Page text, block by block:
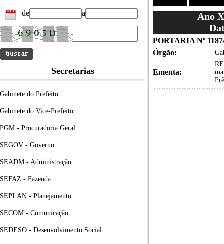
de a
Secretarias
Gabinete do Prefeito
Gabinete do Vice-Prefeito
PGM - Procuradoria Geral
SEGOV - Governo
SEADM - Administração
SEFAZ - Fazenda
SEPLAN - Planejamento
SECOM - Comunicação
SEDESO - Desenvolvimento Social
Ano
PORTARIA Nº
Órgão:
Ementa: